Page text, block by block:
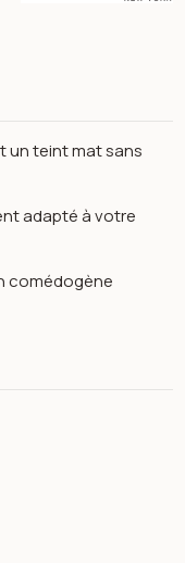
un teint mat sans
adapté à votre
comédogène